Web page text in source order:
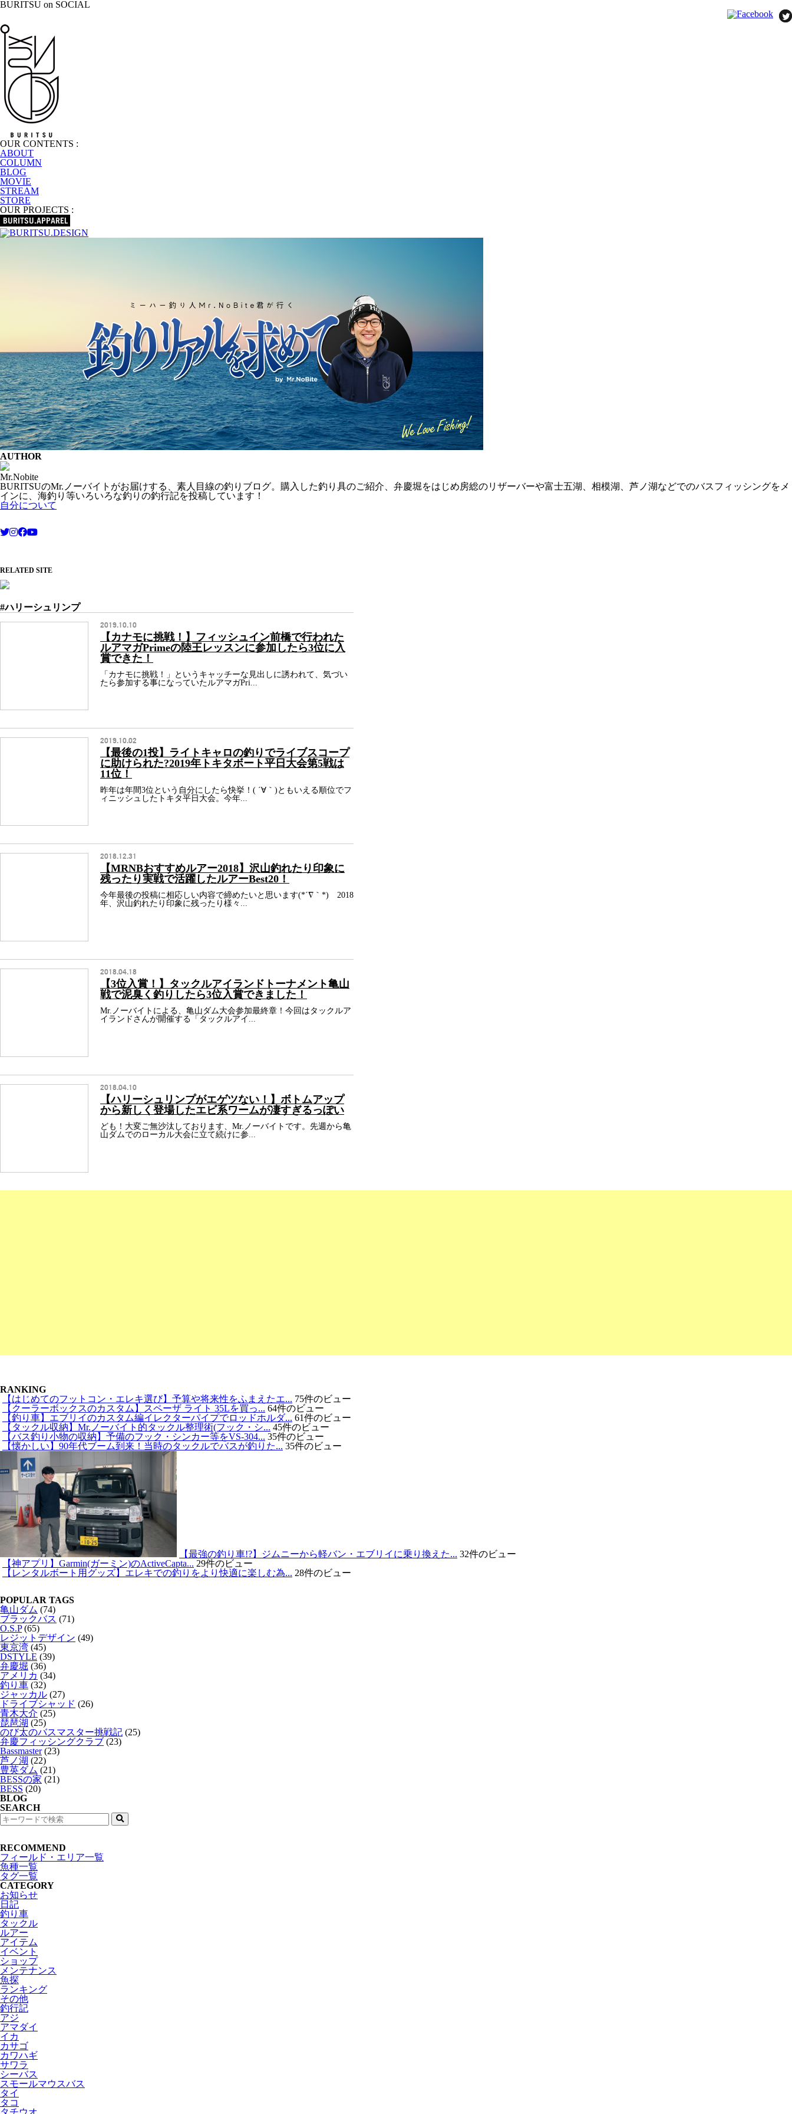
BURITSU on SOCIAL
OUR CONTENTS :
ABOUT
COLUMN
BLOG
MOVIE
STREAM
STORE
OUR PROJECTS :
AUTHOR
Mr.Nobite
BURITSUのMr.ノーバイトがお届けする、素人目線の釣りブログ。購入した釣り具のご紹介、弁慶堀をはじめ房総のリザーバーや富士五湖、相模湖、芦ノ湖などでのバスフィッシングをメ
インに、海釣り等いろいろな釣りの釣行記を投稿しています！
自分について
RELATED SITE
#ハリーシュリンプ
2019.10.10
【カナモに挑戦！】フィッシュイン前橋で行われた
ルアマガPrimeの陸王レッスンに参加したら3位に入
賞できた！
「カナモに挑戦！」というキャッチーな見出しに誘われて、気づい
たら参加する事になっていたルアマガPri...
2019.10.02
【最後の1投】ライトキャロの釣りでライブスコープ
に助けられた?2019年トキタボート平日大会第5戦は
11位！
昨年は年間3位という自分にしたら快挙！( ´∀｀)ともいえる順位でフ
ィニッシュしたトキタ平日大会。今年...
2018.12.31
【MRNBおすすめルアー2018】沢山釣れたり印象に
残ったり実戦で活躍したルアーBest20！
今年最後の投稿に相応しい内容で締めたいと思います(*´∇｀*) 2018
年、沢山釣れたり印象に残ったり様々...
2018.04.18
【3位入賞！】タックルアイランドトーナメント亀山
戦で泥臭く釣りしたら3位入賞できました！
Mr.ノーバイトによる、亀山ダム大会参加最終章！今回はタックルア
イランドさんが開催する「タックルアイ...
2018.04.10
【ハリーシュリンプがエゲツない！】ボトムアップ
から新しく登場したエビ系ワームが凄すぎるっぽい
ども！大変ご無沙汰しております、Mr.ノーバイトです。先週から亀
山ダムでのローカル大会に立て続けに参...
RANKING
【はじめてのフットコン・エレキ選び】予算や将来性をふまえたエ... 75件のビュー
【クーラーボックスのカスタム】スペーザ ライト 35Lを買っ... 64件のビュー
【釣り車】エブリイのカスタム編イレクターパイプでロッドホルダ... 61件のビュー
【タックル収納】Mr.ノーバイト的タックル整理術(フック・シ... 45件のビュー
【バス釣り小物の収納】予備のフック・シンカー等をVS-304... 35件のビュー
【懐かしい】90年代ブーム到来！当時のタックルでバスが釣りた... 35件のビュー
【最強の釣り車!?】ジムニーから軽バン・エブリイに乗り換えた... 32件のビュー
【神アプリ】Garmin(ガーミン)のActiveCapta... 29件のビュー
【レンタルボート用グッズ】エレキでの釣りをより快適に楽しむ為... 28件のビュー
POPULAR TAGS
亀山ダム (74)
ブラックバス (71)
O.S.P(65)
レジットデザイン (49)
東京湾 (45)
DSTYLE (39)
弁慶堀 (36)
アメリカ (34)
釣り車 (32)
ジャッカル (27)
ドライブシャッド (26)
青木大介 (25)
琵琶湖 (25)
のび太のバスマスター挑戦記 (25)
弁慶フィッシングクラブ (23)
Bassmaster(23)
芦ノ湖 (22)
豊英ダム (21)
BESSの家 (21)
BESS (20)
BLOG
SEARCH
検
索
RECOMMEND
フィールド・エリア一覧
魚種一覧
タグ一覧
CATEGORY
お知らせ
日記
釣り車
タックル
ルアー
アイテム
イベント
ショップ
メンテナンス
魚探
ランキング
その他
釣行記
アジ
アマダイ
イカ
カサゴ
カワハギ
サワラ
シーバス
スモールマウスバス
タイ
タコ
タチウオ